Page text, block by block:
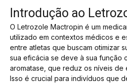
Introdução ao
O Letrozole Mactropin é um
utilizado em contextos médicos e
entre atletas que buscam otimizar
sua eficácia se deve à sua função
aromatase, que reduz os níveis de
Isso é crucial para indivíduos que